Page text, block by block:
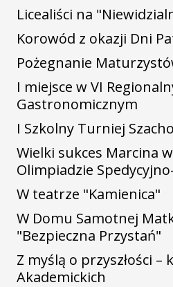
Licealiści na
Korowód z okazji Dni
Pożegnanie
I miejsce w VI
Gastronomicznym
I Szkolny Turniej
Wielki sukces Marcina
Olimpiadzie
W teatrze "Kamienica"
W Domu Samotnej
"Bezpieczna Przystań"
Z myślą o przyszłości –
Akademickich